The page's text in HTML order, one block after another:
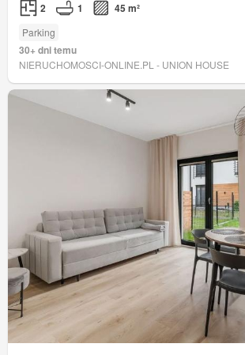
2 1 45 m²
Parking
30+ dni temu
NIERUCHOMOSCI-ONLINE.PL - UNION HOUSE